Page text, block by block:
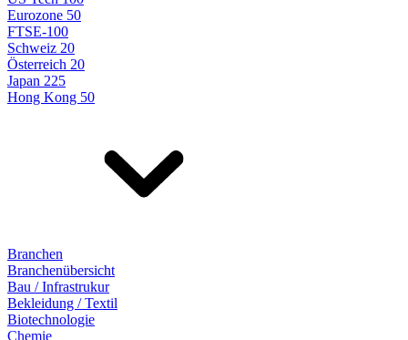
Eurozone 50
FTSE-100
Schweiz 20
Österreich 20
Japan 225
Hong Kong 50
Branchen
Branchenübersicht
Bau / Infrastrukur
Bekleidung / Textil
Biotechnologie
Chemie